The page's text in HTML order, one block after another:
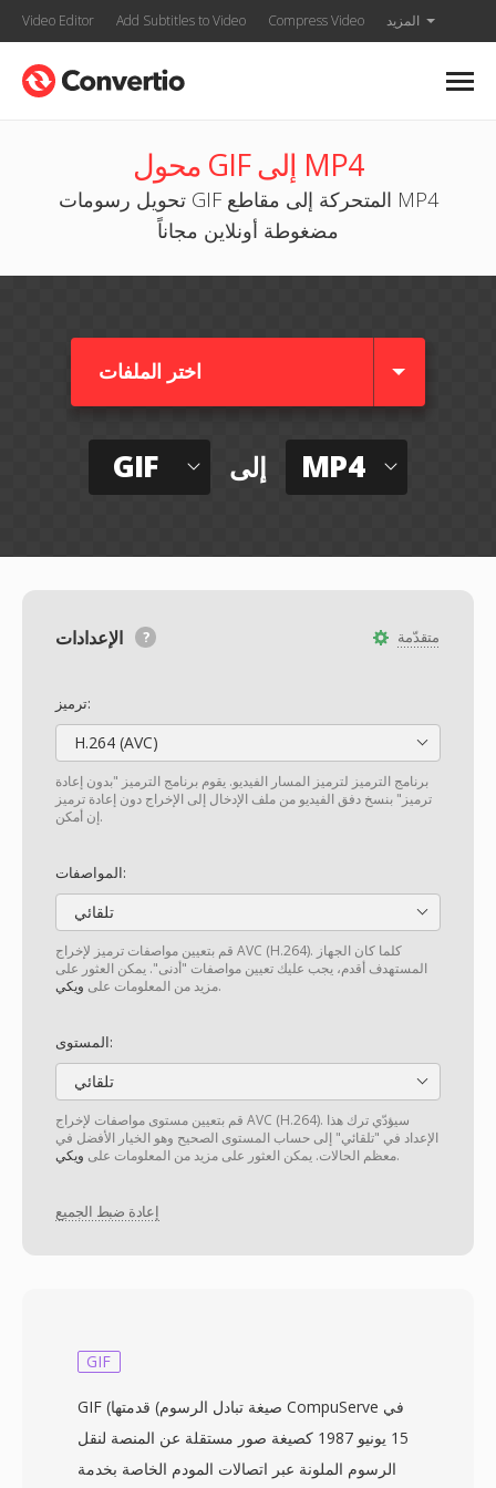
Video Editor Add Subtitles to Video Compress Video المزيد
محول GIF إلى MP4
تحويل رسومات GIF المتحركة إلى مقاطع MP4
مضغوطة أونلاين مجاناً
اختر الملفات
GIF إلى MP4
متقدّمة
ترميز:
H.264 (AVC)
برنامج الترميز لترميز المسار الفيديو. يقوم برنامج الترميز "بدون إعادة
ترميز" بنسخ دفق الفيديو من ملف الإدخال إلى الإخراج دون إعادة ترميز
إن أمكن.
المواصفات:
تلقائي
قم بتعيين مواصفات ترميز لإخراج AVC (H.264). كلما كان الجهاز
المستهدف أقدم، يجب عليك تعيين مواصفات "أدنى". يمكن العثور على
مزيد من المعلومات على ويكي .
المستوى:
تلقائي
قم بتعيين مستوى مواصفات لإخراج AVC (H.264). سيؤدّي ترك هذا
الإعداد في "تلقائي" إلى حساب المستوى الصحيح وهو الخيار الأفضل في
معظم الحالات. يمكن العثور على مزيد من المعلومات على ويكي .
إعادة ضبط الجميع
GIF
GIF (صيغة تبادل الرسوم) قدمتها CompuServe في
15 يونيو 1987 كصيغة صور مستقلة عن المنصة لنقل
الرسوم الملونة عبر اتصالات المودم الخاصة بخدمة